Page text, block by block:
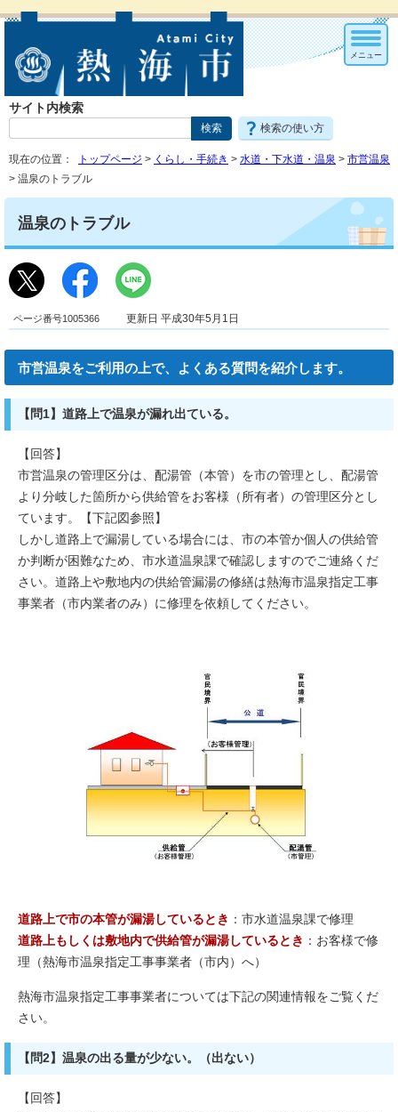
サイト内検索
検索の使い方
メニュー
現在の位置： トップページ > くらし・手続き > 水道・下水道・温泉 > 市営温泉
> 温泉のトラブル
温泉のトラブル
ページ番号1005366 更新日 平成30年5月1日
市営温泉をご利用の上で、よくある質問を紹介します。
【問1】道路上で温泉が漏れ出ている。
【回答】
市営温泉の管理区分は、配湯管（本管）を市の管理とし、配湯管
より分岐した箇所から供給管をお客様（所有者）の管理区分とし
ています。【下記図参照】
しかし道路上で漏湯している場合には、市の本管か個人の供給管
か判断が困難なため、市水道温泉課で確認しますのでご連絡くだ
さい。道路上や敷地内の供給管漏湯の修繕は熱海市温泉指定工事
事業者（市内業者のみ）に修理を依頼してください。
道路上で市の本管が漏湯しているとき ：市水道温泉課で修理
道路上もしくは敷地内で供給管が漏湯しているとき ：お客様で修
理（熱海市温泉指定工事事業者（市内）へ）
熱海市温泉指定工事事業者については下記の関連情報をご覧くだ
さい。
【問2】温泉の出る量が少ない。（出ない）
【回答】